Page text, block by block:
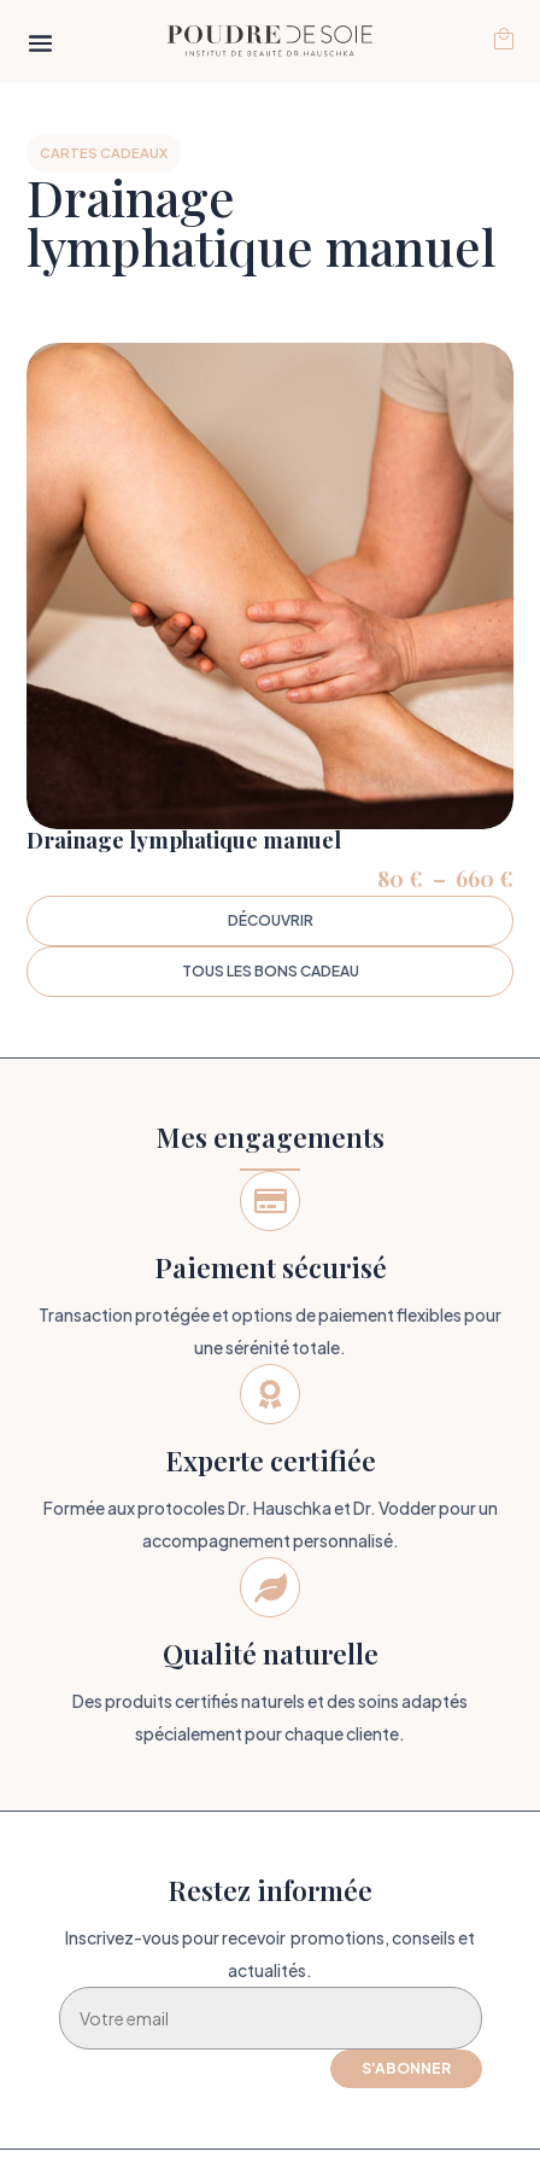
CARTES CADEAUX
Drainage
lymphatique manuel
Drainage lymphatique manuel
80 € – 660 €
de
DÉCOUVRIR
TOUS LES BONS CADEAU
Mes engagements

Paiement sécurisé
Transaction protégée et options de paiement flexibles pour
une sérénité totale.

Experte certifiée
Formée aux protocoles Dr. Hauschka et Dr. Vodder pour un
accompagnement personnalisé.

Qualité naturelle
Des produits certifiés naturels et des soins adaptés
spécialement pour chaque cliente.
Restez informée
Inscrivez-vous pour recevoir promotions, conseils et
actualités.
S'ABONNER